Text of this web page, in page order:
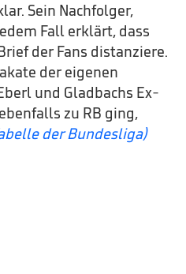
Sein Nachfolger,
Fall erklärt, dass
der Fans distanziere.
der eigenen
und Gladbachs Ex-
zu RB ging,
der Bundesliga)